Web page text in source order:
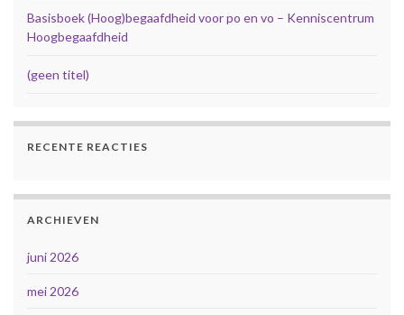
Basisboek (Hoog)begaafdheid voor po en vo – Kenniscentrum
Hoogbegaafdheid
(geen titel)
RECENTE REACTIES
ARCHIEVEN
juni 2026
mei 2026